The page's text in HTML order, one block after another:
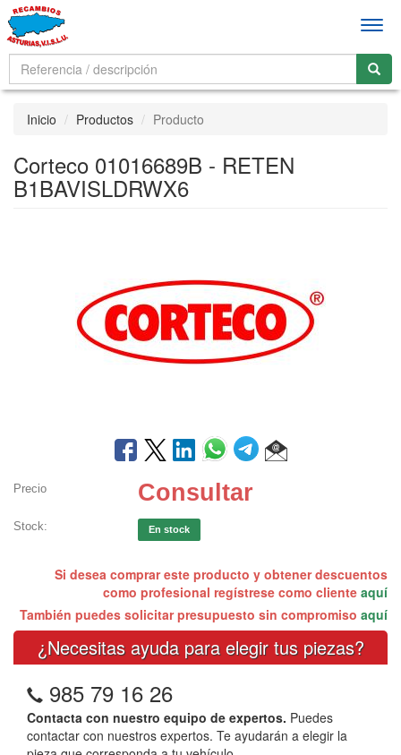
Inicio Productos Producto
Corteco 01016689B - RETEN
B1BAVISLDRWX6
Precio Consultar
Stock: En stock
Si desea comprar este producto y obtener descuentos
como profesional regístrese como cliente aquí
También puedes solicitar presupuesto sin compromiso aquí
¿Necesitas ayuda para elegir tus piezas?
985 79 16 26
Contacta con nuestro equipo de expertos. Puedes
contactar con nuestros expertos. Te ayudarán a elegir la